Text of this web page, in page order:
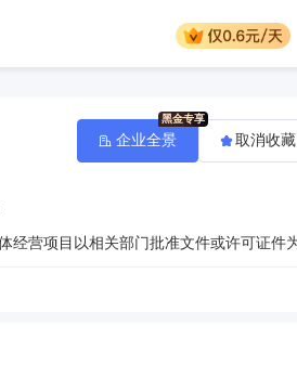
企业全景 取消收藏